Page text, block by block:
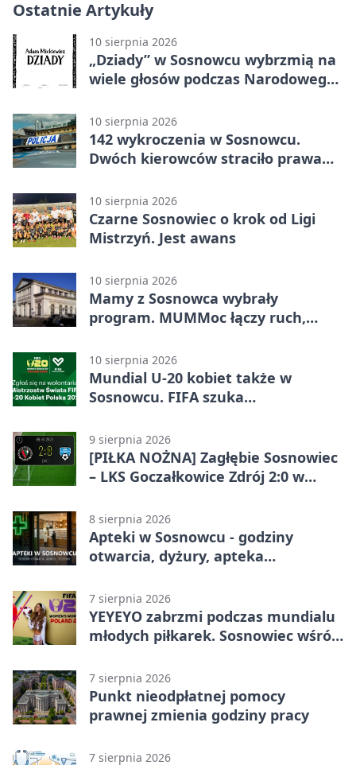
Ostatnie Artykuły
10 sierpnia 2026
„Dziady” w Sosnowcu wybrzmią na
wiele głosów podczas Narodowego
10 sierpnia 2026
142 wykroczenia w Sosnowcu.
Dwóch kierowców straciło prawa
10 sierpnia 2026
Czarne Sosnowiec o krok od Ligi
Mistrzyń. Jest awans
10 sierpnia 2026
Mamy z Sosnowca wybrały
program. MUMMoc łączy ruch,
10 sierpnia 2026
Mundial U-20 kobiet także w
Sosnowcu. FIFA szuka
9 sierpnia 2026
[PIŁKA NOŻNA] Zagłębie Sosnowiec
– LKS Goczałkowice Zdrój 2:0 w
gospodarze z ważnym
zwycięstwem
8 sierpnia 2026
Apteki w Sosnowcu - godziny
otwarcia, dyżury, apteka
7 sierpnia 2026
YEYEYO zabrzmi podczas mundialu
młodych piłkarek. Sosnowiec wśród
7 sierpnia 2026
Punkt nieodpłatnej pomocy
prawnej zmienia godziny pracy
7 sierpnia 2026